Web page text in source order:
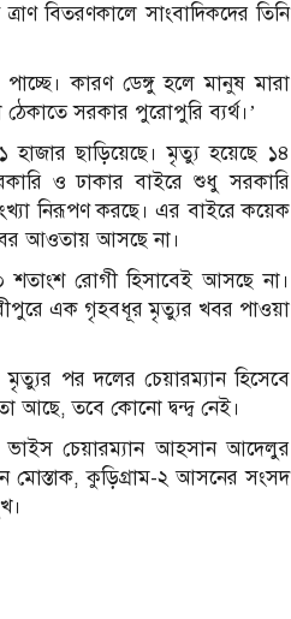
বিতরণকালে সাংবাদিকদের তিনি
কারণ ডেঙ্গু হলে মানুষ মারা
ঠেকাতে সরকার পুরোপুরি ব্যর্থ।’
হাজার ছাড়িয়েছে। মৃত্যু হয়েছে ১৪
ও ঢাকার বাইরে শুধু সরকারি
নিরূপণ করছে। এর বাইরে কয়েক
আওতায় আসছে না।
শতাংশ রোগী হিসাবেই আসছে না।
এক গৃহবধূর মৃত্যুর খবর পাওয়া
মৃত্যুর পর দলের চেয়ারম্যান হিসেবে
আছে, তবে কোনো দ্বন্দ্ব নেই।
ভাইস চেয়ারম্যান আহসান আদেলুর
মোস্তাক, কুড়িগ্রাম-২ আসনের সংসদ